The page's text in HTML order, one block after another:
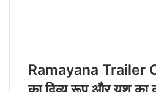
Ramayana Trailer